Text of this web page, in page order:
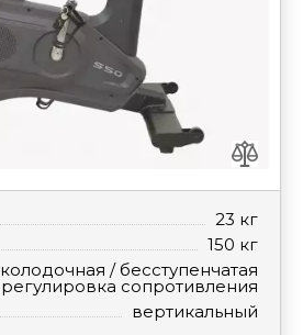
23 кг
150 кг
колодочная / бесступенчатая
регулировка сопротивления
вертикальный